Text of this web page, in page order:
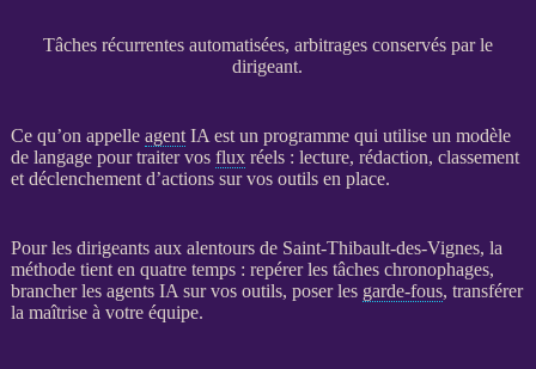
Tâches récurrentes automatisées, arbitrages conservés par le
dirigeant.
Ce qu’on appelle agent IA est un programme qui utilise un modèle
de langage pour traiter vos fluxréels : lecture, rédaction, classement
et déclenchement d’actions sur vos outils en place.
Pour les dirigeants aux alentours de Saint-Thibault-des-Vignes, la
méthode tient en quatre temps : repérer les tâches chronophages,
brancher les agents IA sur vos outils, poser les garde-fous, transférer
la maîtrise à votre équipe.